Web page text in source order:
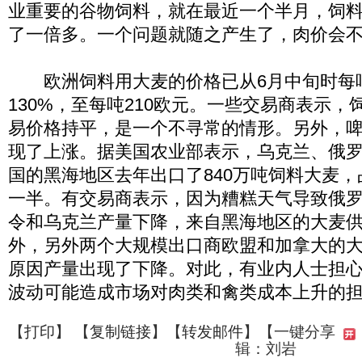
业重要的谷物饲料，就在最近一个半月，饲
了一倍多。一个问题就随之产生了，肉价会
欧洲饲料用大麦的价格已从6月中旬时每
130%，至每吨210欧元。一些交易商表示，
易价格持平，是一个不寻常的情形。另外，
现了上涨。据美国农业部表示，乌克兰、俄
国的黑海地区去年出口了840万吨饲料大麦
一半。有交易商表示，因为糟糕天气导致俄
令和乌克兰产量下降，来自黑海地区的大麦
外，另外两个大规模出口商欧盟和加拿大的
原因产量出现了下降。对此，有业内人士担
波动可能造成市场对肉类和禽类成本上升的
【打印】 【复制链接】【转发邮件】
【一键分享
辑：刘岩